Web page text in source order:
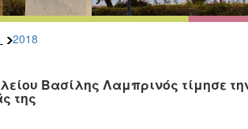
2018
Βασίλης Λαμπρινός τίμησε
της